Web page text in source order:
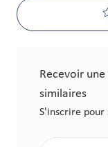
Recevoir
similaires
S'inscrire pour